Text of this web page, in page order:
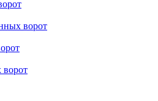
ворот
ворот